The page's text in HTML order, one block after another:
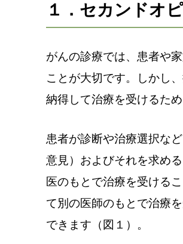
１．セカンドオ
がんの診療では、患者や
ことが大切です。しかし
納得して治療を受けるた
患者が診断や治療選択な
意見）およびそれを求め
医のもとで治療を受ける
て別の医師のもとで治療
できます（図１）。